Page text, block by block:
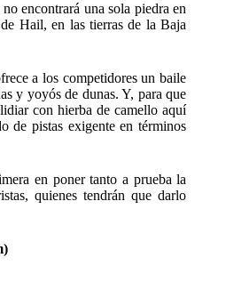
encontrará una sola piedra en
Hail, en las tierras de la Baja
a los competidores un baile
y yoyós de dunas. Y, para que
con hierba de camello aquí
de pistas exigente en términos
en poner tanto a prueba la
quienes tendrán que darlo